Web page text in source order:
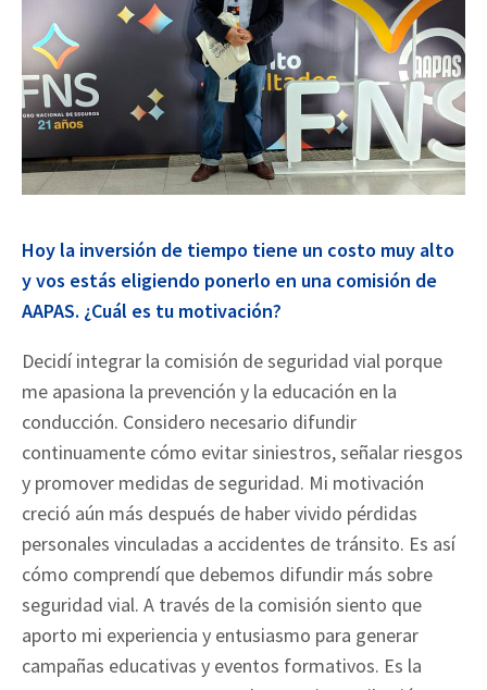
Hoy la inversión de tiempo tiene un costo muy alto
y vos estás eligiendo ponerlo en una comisión de
AAPAS. ¿Cuál es tu motivación?
Decidí integrar la comisión de seguridad vial porque
me apasiona la prevención y la educación en la
conducción. Considero necesario difundir
continuamente cómo evitar siniestros, señalar riesgos
y promover medidas de seguridad. Mi motivación
creció aún más después de haber vivido pérdidas
personales vinculadas a accidentes de tránsito. Es así
cómo comprendí que debemos difundir más sobre
seguridad vial. A través de la comisión siento que
aporto mi experiencia y entusiasmo para generar
campañas educativas y eventos formativos. Es la